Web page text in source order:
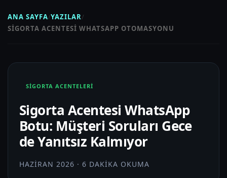
ANA SAYFA/YAZILAR/
SIGORTA ACENTESI WHATSAPP OTOMASYONU
SIGORTA ACENTELERI
Sigorta Acentesi WhatsApp
Botu: Müşteri Soruları Gece
de Yanıtsız Kalmıyor
HAZIRAN 2026 · 6 DAKIKA OKUMA